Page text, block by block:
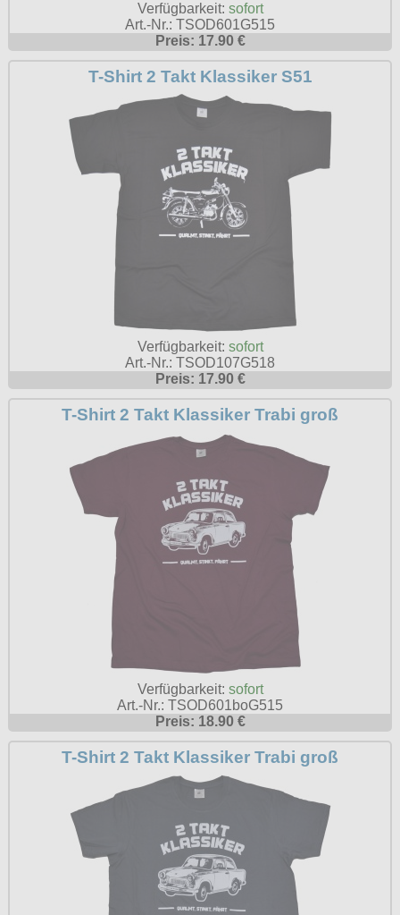
Verfügbarkeit: sofort
Art.-Nr.: TSOD601G515
Preis: 17.90 €
T-Shirt 2 Takt Klassiker S51
Verfügbarkeit: sofort
Art.-Nr.: TSOD107G518
Preis: 17.90 €
T-Shirt 2 Takt Klassiker Trabi groß
Verfügbarkeit: sofort
Art.-Nr.: TSOD601boG515
Preis: 18.90 €
T-Shirt 2 Takt Klassiker Trabi groß